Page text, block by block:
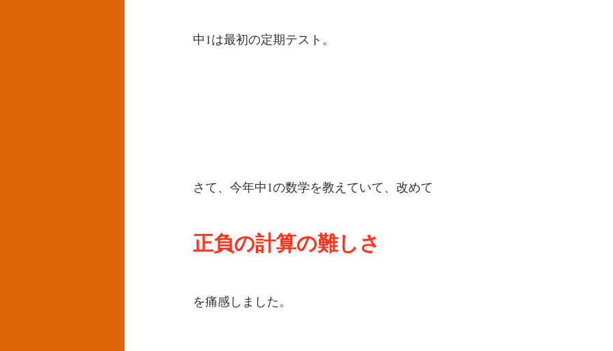
中1は最初の定期テスト。
さて、今年中1の数学を教えていて、改めて
正負の計算の難しさ
を痛感しました。